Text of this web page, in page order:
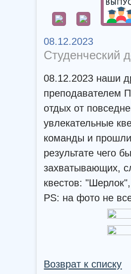
08.12.2023
Студенческий
08.12.2023 наши
преподавателем
отдых от
увлекательные
команды и прошли
результате чего
захватывающих,
квестов:
PS: на фото не
Возврат к списку